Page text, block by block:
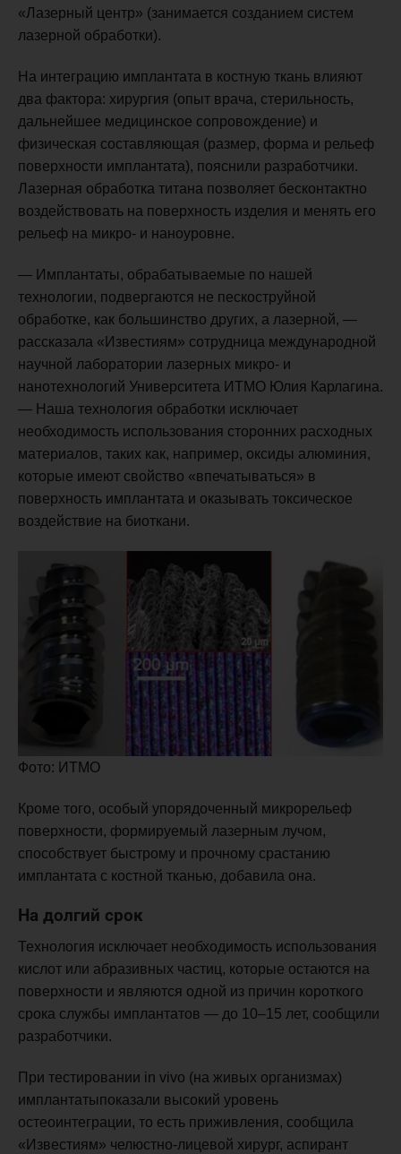
«Лазерный центр» (занимается созданием систем
лазерной обработки).
На интеграцию имплантата в костную ткань влияют
два фактора: хирургия (опыт врача, стерильность,
дальнейшее медицинское сопровождение) и
физическая составляющая (размер, форма и рельеф
поверхности имплантата), пояснили разработчики.
Лазерная обработка титана позволяет бесконтактно
воздействовать на поверхность изделия и менять его
рельеф на микро- и наноуровне.
— Имплантаты, обрабатываемые по нашей
технологии, подвергаются не пескоструйной
обработке, как большинство других, а лазерной, —
рассказала «Известиям» сотрудница международной
научной лаборатории лазерных микро- и
нанотехнологий Университета ИТМО Юлия Карлагина.
— Наша технология обработки исключает
необходимость использования сторонних расходных
материалов, таких как, например, оксиды алюминия,
которые имеют свойство «впечатываться» в
поверхность имплантата и оказывать токсическое
воздействие на биоткани.
Фото: ИТМО
Кроме того, особый упорядоченный микрорельеф
поверхности, формируемый лазерным лучом,
способствует быстрому и прочному срастанию
имплантата с костной тканью, добавила она.
На долгий срок
Технология исключает необходимость использования
кислот или абразивных частиц, которые остаются на
поверхности и являются одной из причин короткого
срока службы имплантатов — до 10–15 лет, сообщили
разработчики.
При тестировании in vivo (на живых организмах)
имплантатыпоказали высокий уровень
остеоинтеграции, то есть приживления, сообщила
«Известиям» челюстно-лицевой хирург, аспирант